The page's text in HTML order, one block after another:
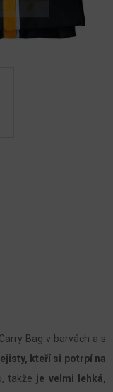
Bag v barvách a s
kteří si potrpí na
takže je velmi lehká,